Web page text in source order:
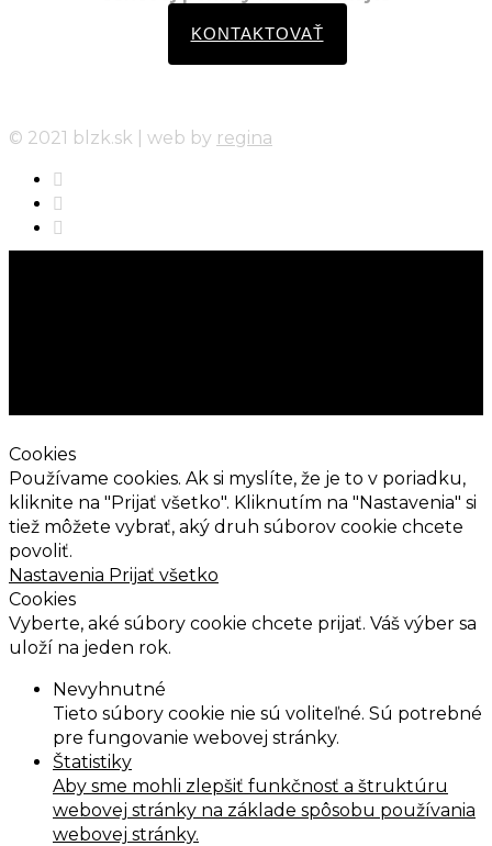
KONTAKTOVAŤ
© 2021 blzk.sk | web by regina
facebook
instagram
behance
Kontakt
Cookies
Používame cookies. Ak si myslíte, že je to v poriadku,
kliknite na "Prijať všetko". Kliknutím na "Nastavenia" si
tiež môžete vybrať, aký druh súborov cookie chcete
povoliť.
Nastavenia Prijať všetko
Cookies
Vyberte, aké súbory cookie chcete prijať. Váš výber sa
uloží na jeden rok.
Nevyhnutné
Tieto súbory cookie nie sú voliteľné. Sú potrebné
pre fungovanie webovej stránky.
Štatistiky
Aby sme mohli zlepšiť funkčnosť a štruktúru
webovej stránky na základe spôsobu používania
webovej stránky.